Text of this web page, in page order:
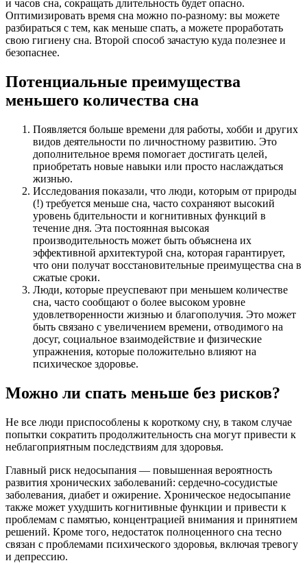
и часов сна, сокращать длительность будет опасно.
Оптимизировать время сна можно по-разному: вы можете
разбираться с тем, как меньше спать, а можете проработать
свою гигиену сна. Второй способ зачастую куда полезнее и
безопаснее.
Потенциальные преимущества
меньшего количества сна
Появляется больше времени для работы, хобби и других
видов деятельности по личностному развитию. Это
дополнительное время помогает достигать целей,
приобретать новые навыки или просто наслаждаться
жизнью.
Исследования показали, что люди, которым от природы
(!) требуется меньше сна, часто сохраняют высокий
уровень бдительности и когнитивных функций в
течение дня. Эта постоянная высокая
производительность может быть объяснена их
эффективной архитектурой сна, которая гарантирует,
что они получат восстановительные преимущества сна в
сжатые сроки.
Люди, которые преуспевают при меньшем количестве
сна, часто сообщают о более высоком уровне
удовлетворенности жизнью и благополучия. Это может
быть связано с увеличением времени, отводимого на
досуг, социальное взаимодействие и физические
упражнения, которые положительно влияют на
психическое здоровье.
Можно ли спать меньше без рисков?
Не все люди приспособлены к короткому сну, в таком случае
попытки сократить продолжительность сна могут привести к
неблагоприятным последствиям для здоровья.
Главный риск недосыпания — повышенная вероятность
развития хронических заболеваний: сердечно-сосудистые
заболевания, диабет и ожирение. Хроническое недосыпание
также может ухудшить когнитивные функции и привести к
проблемам с памятью, концентрацией внимания и принятием
решений. Кроме того, недостаток полноценного сна тесно
связан с проблемами психического здоровья, включая тревогу
и депрессию.